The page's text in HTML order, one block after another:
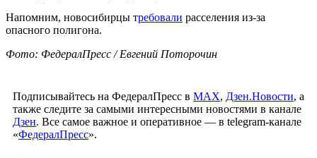
Напомним, новосибирцы требовали расселения из-за
опасного полигона.
Фото: ФедералПресс / Евгений Поторочин
Подписывайтесь на ФедералПресс в МАХ, Дзен.Новости, а
также следите за самыми интересными новостями в канале
Дзен. Все самое важное и оперативное — в telegram-канале
«ФедералПресс».